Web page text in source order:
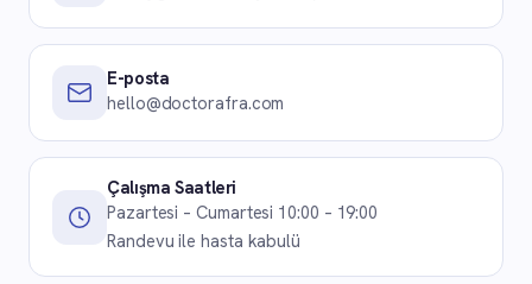
E-posta
hello@doctorafra.com
Çalışma Saatleri
Pazartesi – Cumartesi 10:00 – 19:00
Randevu ile hasta kabulü